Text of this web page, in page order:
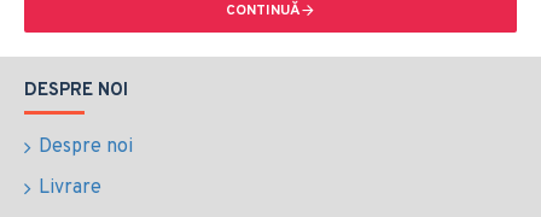
CONTINUĂ
DESPRE NOI
Despre noi
Livrare